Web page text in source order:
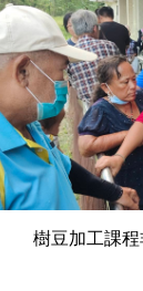
樹豆加工課